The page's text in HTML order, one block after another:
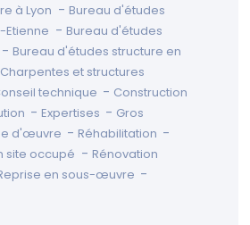
à Lyon
- Bureau d'études
Etienne
- Bureau d'études
- Bureau d'études structure en
Charpentes et structures
technique - Construction
- Expertises - Gros
d'œuvre - Réhabilitation -
site occupé - Rénovation
en sous-œuvre -